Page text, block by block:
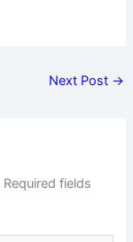
Next Post →
Required fields